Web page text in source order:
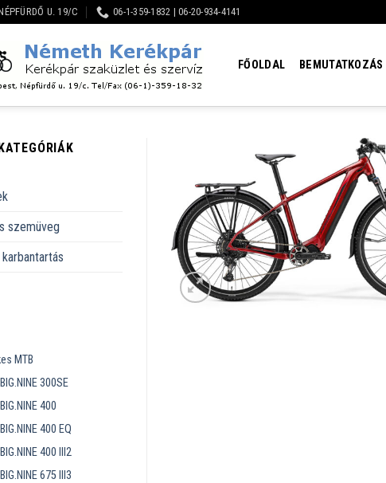
U. 19/C 06-1-359-1832 | 06-20-934-4141
FŐOLDAL BEMUTATKOZÁS
szemüveg
MTB
300SE
400
400 EQ
400 III2
675 III3